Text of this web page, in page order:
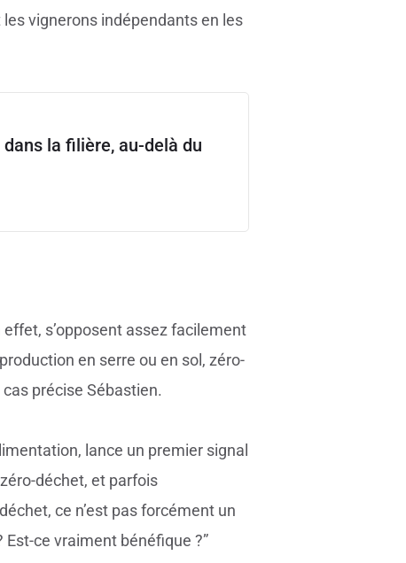
vignerons indépendants en les
la filière, au-delà du
s’opposent assez facilement
en serre ou en sol, zéro-
précise Sébastien.
lance un premier signal
déchet, et parfois
ce n’est pas forcément un
ce vraiment bénéfique ?”